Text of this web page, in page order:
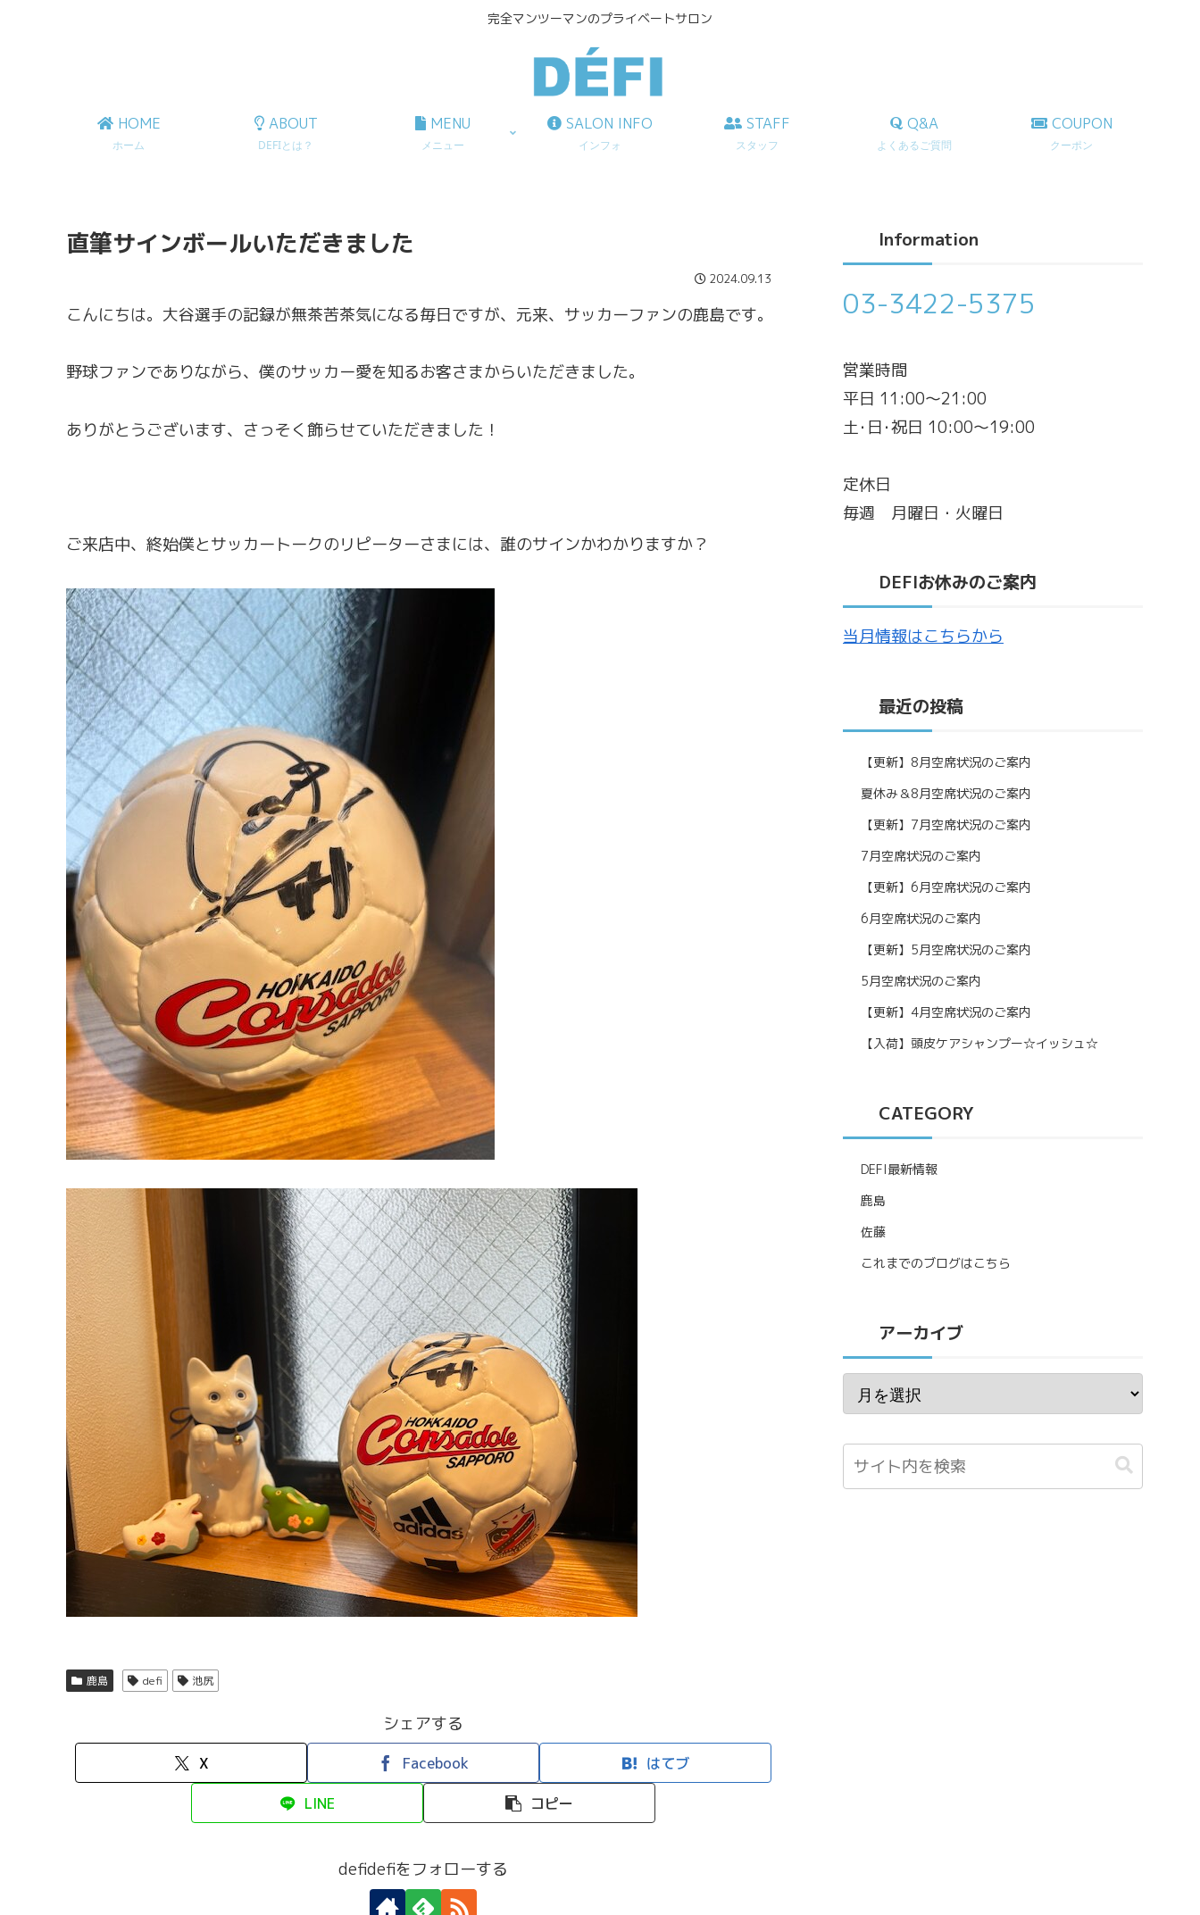
完全マンツーマンのプライベートサロン
HOME
ホーム
ABOUT
DEFIとは？
MENU
メニュー
SALON INFO
インフォ
STAFF
スタッフ
Q&A
よくあるご質問
COUPON
クーポン
直筆サインボールいただきました
2024.09.13
こんにちは。大谷選手の記録が無茶苦茶気になる毎日ですが、元来、サッカーファンの鹿島です。
野球ファンでありながら、僕のサッカー愛を知るお客さまからいただきました。
ありがとうございます、さっそく飾らせていただきました！
ご来店中、終始僕とサッカートークのリピーターさまには、誰のサインかわかりますか？
鹿島 defi 池尻
シェアする
X Facebook はてブ
LINE コピー
defidefiをフォローする
Information
03-3422-5375
営業時間
平日 11:00～21:00
土･日･祝日 10:00～19:00
定休日
毎週 月曜日・火曜日
DEFIお休みのご案内
当月情報はこちらから
最近の投稿
【更新】8月空席状況のご案内
夏休み＆8月空席状況のご案内
【更新】7月空席状況のご案内
7月空席状況のご案内
【更新】6月空席状況のご案内
6月空席状況のご案内
【更新】5月空席状況のご案内
5月空席状況のご案内
【更新】4月空席状況のご案内
【入荷】頭皮ケアシャンプー☆イッシュ☆
CATEGORY
DEFI最新情報
鹿島
佐藤
これまでのブログはこちら
アーカイブ